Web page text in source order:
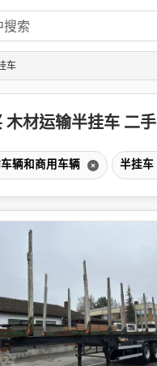
车
木材运输半挂车 二手
辆和商用车辆 半挂车